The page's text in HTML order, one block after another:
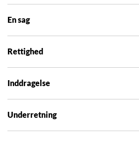
En sag
Rettighed
Inddragelse
Underretning